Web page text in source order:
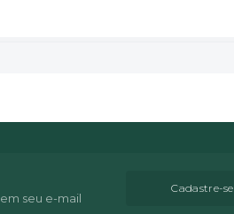
seu e-mail
Cadastre-se